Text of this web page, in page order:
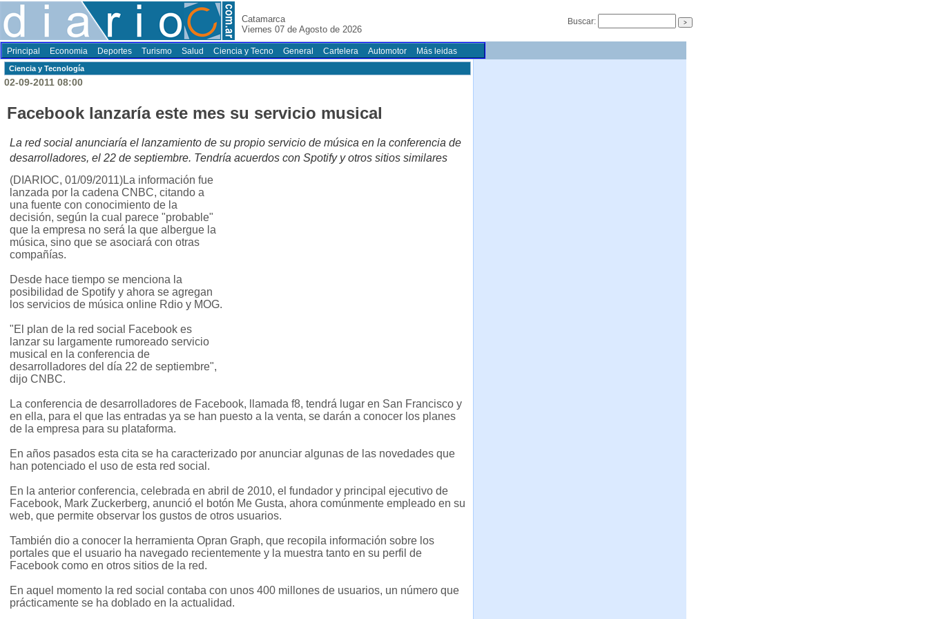
Catamarca
Viernes 07 de Agosto de 2026
Buscar:
Principal Economia Deportes Turismo Salud Ciencia y Tecno General Cartelera Automotor Más leidas
Ciencia y Tecnología
02-09-2011 08:00
Facebook lanzaría este mes su servicio musical
La red social anunciaría el lanzamiento de su propio servicio de música en la conferencia de
desarrolladores, el 22 de septiembre. Tendría acuerdos con Spotify y otros sitios similares
(DIARIOC, 01/09/2011)La información fue
lanzada por la cadena CNBC, citando a
una fuente con conocimiento de la
decisión, según la cual parece "probable"
que la empresa no será la que albergue la
música, sino que se asociará con otras
compañías.
Desde hace tiempo se menciona la
posibilidad de Spotify y ahora se agregan
los servicios de música online Rdio y MOG.
"El plan de la red social Facebook es
lanzar su largamente rumoreado servicio
musical en la conferencia de
desarrolladores del día 22 de septiembre",
dijo CNBC.
La conferencia de desarrolladores de Facebook, llamada f8, tendrá lugar en San Francisco y
en ella, para el que las entradas ya se han puesto a la venta, se darán a conocer los planes
de la empresa para su plataforma.
En años pasados esta cita se ha caracterizado por anunciar algunas de las novedades que
han potenciado el uso de esta red social.
En la anterior conferencia, celebrada en abril de 2010, el fundador y principal ejecutivo de
Facebook, Mark Zuckerberg, anunció el botón Me Gusta, ahora comúnmente empleado en su
web, que permite observar los gustos de otros usuarios.
También dio a conocer la herramienta Opran Graph, que recopila información sobre los
portales que el usuario ha navegado recientemente y la muestra tanto en su perfil de
Facebook como en otros sitios de la red.
En aquel momento la red social contaba con unos 400 millones de usuarios, un número que
prácticamente se ha doblado en la actualidad.